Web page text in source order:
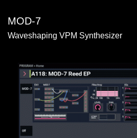
MOD-7
Waveshaping VPM Synthesizer